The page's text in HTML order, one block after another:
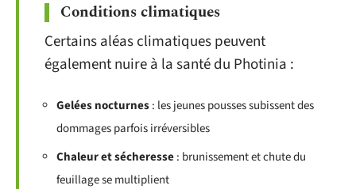
Conditions climatiques
Certains aléas climatiques peuvent
également nuire à la santé du Photinia :
Gelées nocturnes: les jeunes pousses subissent des
dommages parfois irréversibles
Chaleur et sécheresse: brunissement et chute du
feuillage se multiplient